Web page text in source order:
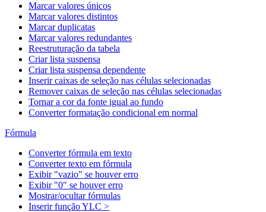
Marcar valores únicos
Marcar valores distintos
Marcar duplicatas
Marcar valores redundantes
Reestruturação da tabela
Criar lista suspensa
Criar lista suspensa dependente
Inserir caixas de seleção nas células selecionadas
Remover caixas de seleção nas células selecionadas
Tornar a cor da fonte igual ao fundo
Converter formatação condicional em normal
Fórmula
Converter fórmula em texto
Converter texto em fórmula
Exibir "vazio" se houver erro
Exibir "0" se houver erro
Mostrar/ocultar fórmulas
Inserir função YLC >